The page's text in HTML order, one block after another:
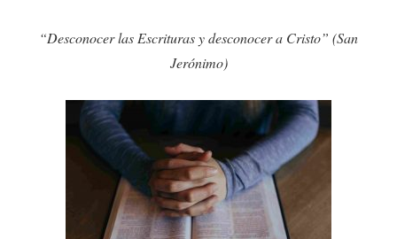
“Desconocer las Escrituras y desconocer a Cristo” (San
Jerónimo)